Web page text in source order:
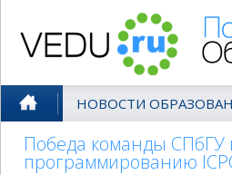
НОВОСТИ
Победа команды СПбГУ
программированию